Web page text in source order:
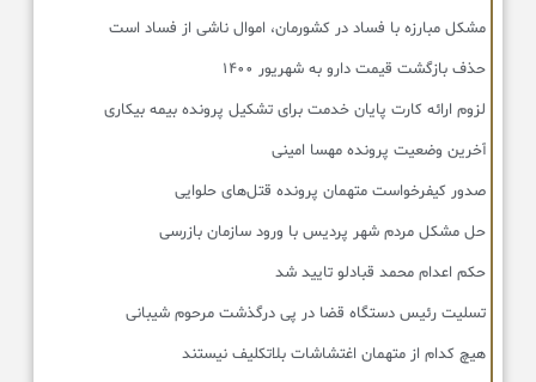
مشکل مبارزه با فساد در کشورمان، اموال ناشی از فساد است
حذف بازگشت قیمت دارو به شهریور ۱۴۰۰
لزوم ارائه کارت پایان خدمت برای تشکیل پرونده بیمه بیکاری
آخرین وضعیت پرونده مهسا امینی
صدور کیفرخواست متهمان پرونده قتل‌های حلوایی
حل مشکل مردم شهر پردیس با ورود سازمان بازرسی
حکم اعدام محمد قبادلو تایید شد
تسلیت رئیس دستگاه قضا در پی درگذشت مرحوم شیبانی
هیچ کدام از متهمان اغتشاشات بلاتکلیف نیستند